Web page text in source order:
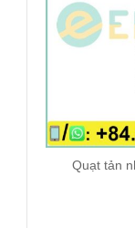
Quạt tản